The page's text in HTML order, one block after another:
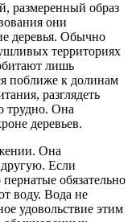
размеренный образ
они
деревья. Обычно
территориях
лишь
поближе к долинам
разглядеть
трудно. Она
деревьев.
Она
другую. Если
обязательно
воду. Вода не
удовольствие этим